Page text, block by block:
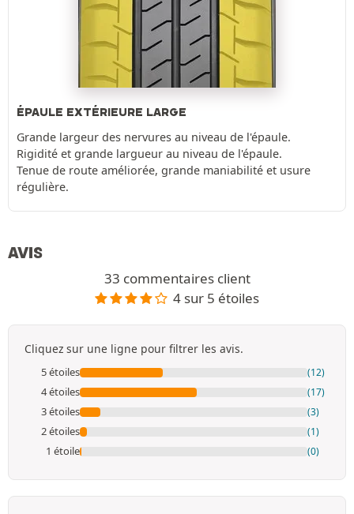
ÉPAULE EXTÉRIEURE LARGE
Grande largeur des nervures au niveau de l'épaule.
Rigidité et grande largueur au niveau de l'épaule.
Tenue de route améliorée, grande maniabilité et usure
régulière.
AVIS
33 commentaires client
4 sur 5 étoiles
Cliquez sur une ligne pour filtrer les avis.
5 étoiles (12)
4 étoiles (17)
3 étoiles (3)
2 étoiles (1)
1 étoile (0)